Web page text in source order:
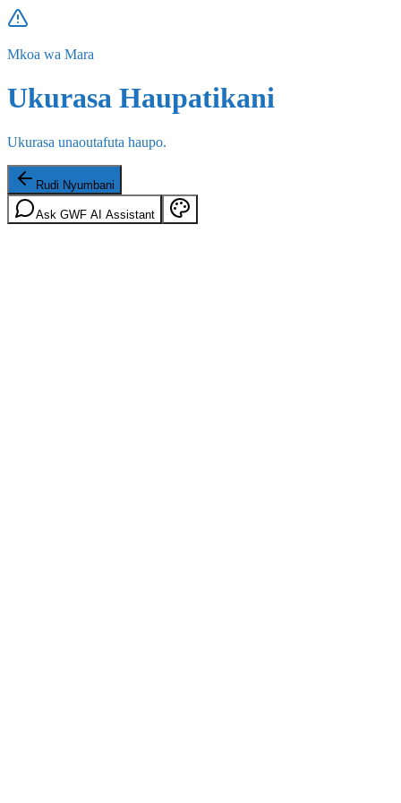
Mkoa wa Mara
Ukurasa Haupatikani
Ukurasa unaoutafuta haupo.
Rudi Nyumbani
Ask GWF AI Assistant